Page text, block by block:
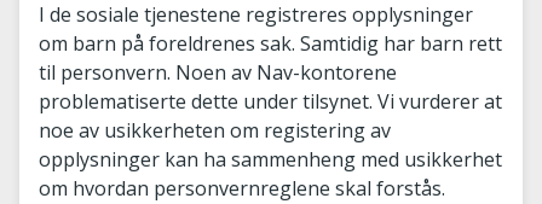
I de sosiale tjenestene registreres opplysninger
om barn på foreldrenes sak. Samtidig har barn rett
til personvern. Noen av Nav-kontorene
problematiserte dette under tilsynet. Vi vurderer at
noe av usikkerheten om registering av
opplysninger kan ha sammenheng med usikkerhet
om hvordan personvernreglene skal forstås.